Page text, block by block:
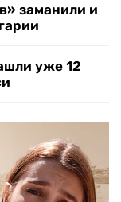
заманили и
уже 12